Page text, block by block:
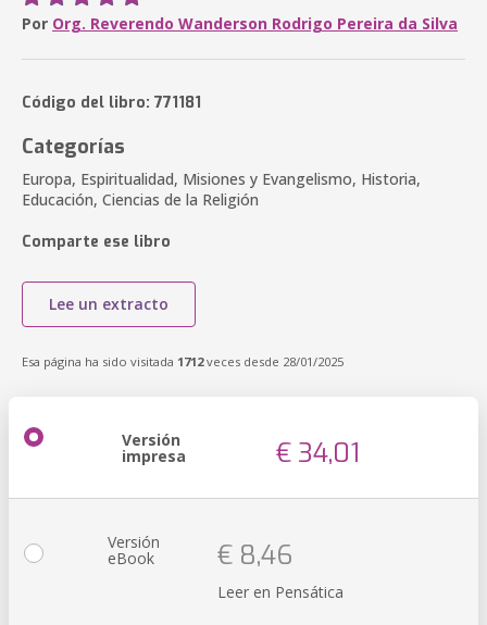
Por Org. Reverendo Wanderson Rodrigo Pereira da Silva
Código del libro: 771181
Categorías
Europa, Espiritualidad, Misiones y Evangelismo, Historia,
Educación, Ciencias de la Religión
Comparte ese libro
Lee un extracto
Esa página ha sido visitada 1712veces desde 28/01/2025
Versión
impresa € 34,01
Versión
eBook € 8,46
Leer en Pensática